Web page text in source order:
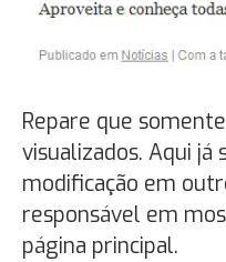
Repare que somente
visualizados. Aqui já
modificação em
responsável em
página principal.